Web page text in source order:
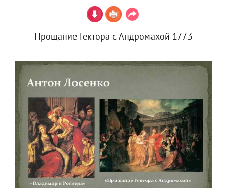
Прощание Гектора с Андромахой 1773